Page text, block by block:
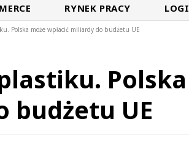
RYNEK PRACY
Polska może wpłacić miliardy do budżetu UE
budżetu UE